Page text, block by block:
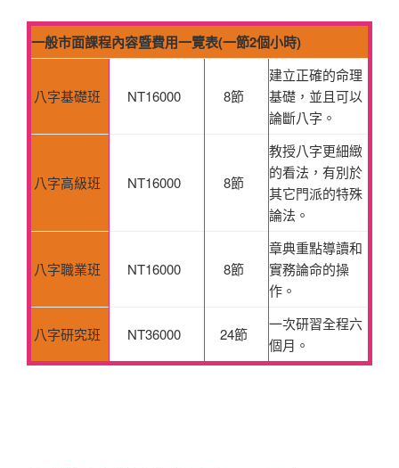
一般市面課程內容暨費用一覽表(一節2個小時)
八字基礎班 NT16000 8節
建立正確的命理
基礎，並且可以
論斷八字。
八字高級班 NT16000 8節
教授八字更細緻
的看法，有別於
其它門派的特殊
論法。
八字職業班 NT16000 8節
章典重點導讀和
實務論命的操
作。
八字研究班 NT36000 24節
一次研習全程六
個月。